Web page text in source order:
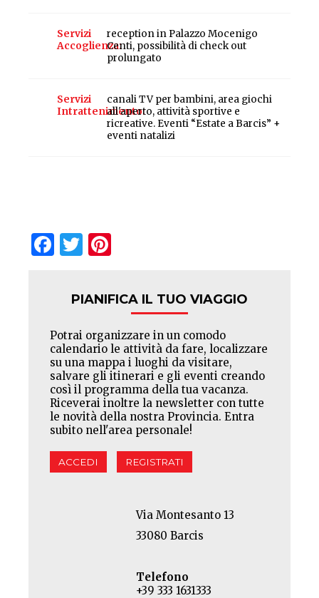
Servizi
Accoglienza
reception in Palazzo Mocenigo
Centi, possibilità di check out
prolungato
Servizi
Intrattenimento
canali TV per bambini, area giochi
all'aperto, attività sportive e
ricreative. Eventi “Estate a Barcis” +
eventi natalizi
Facebook
Twitter
PIANIFICA IL TUO VIAGGIO
Potrai organizzare in un comodo
calendario le attività da fare, localizzare
su una mappa i luoghi da visitare,
salvare gli itinerari e gli eventi creando
così il programma della tua vacanza.
Riceverai inoltre la newsletter con tutte
le novità della nostra Provincia. Entra
subito nell'area personale!
ACCEDI REGISTRATI
Via Montesanto 13
33080 Barcis
Telefono
+39 333 1631333